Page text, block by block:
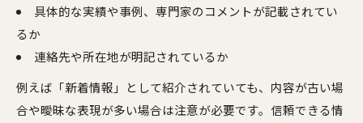
具体的な実績や事例、専門家のコメントが記載されてい
るか
連絡先や所在地が明記されているか
例えば「新着情報」として紹介されていても、内容が古い場
合や曖昧な表現が多い場合は注意が必要です。信頼できる情